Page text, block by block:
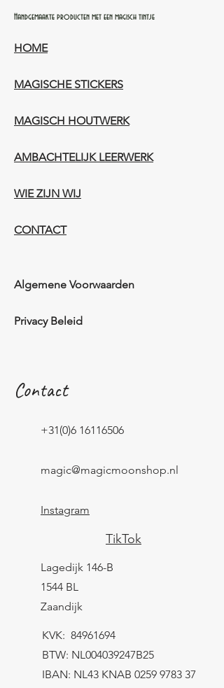
Handgemaakte producten met een magisch tintje
HOME
MAGISCHE STICKERS
MAGISCH HOUTWERK
AMBACHTELIJK LEERWERK​
WIE ZIJN WIJ​​
CONTACT
Algemene Voorwaarden
Privacy Beleid
Contact
+31(0)6 16116506
magic@magicmoonshop.nl
Instagram
TikTok
Lagedijk 146-B
1544 BL
Zaandijk
KVK: 84961694
BTW: NL004039247B25
IBAN: NL43 KNAB 0259 9783 37